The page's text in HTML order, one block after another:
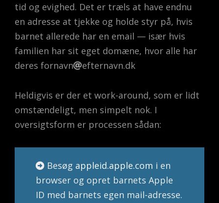
tid og evighed. Det er træls at have endnu
en adresse at tjekke og holde styr på, hvis
barnet allerede har en email — især hvis
familien har sit eget domæne, hvor alle har
deres fornavn
efternavn.dk
Heldigvis er der et work-around, som er lidt
omstændeligt, men simpelt nok. I
oversigtsform er processen sådan:
Besøg appleid.apple.com i en
browser og opret barnets Apple
ID med barnets egen mail-adresse.